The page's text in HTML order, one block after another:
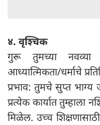
४. वृश्चिक
गुरू तुमच्या
आध्यात्मिकता/धर्माचे
प्रभाव: तुमचे सुप्त भाग्य
प्रत्येक कार्यात तुम्हाला
मिळेल. उच्च शिक्षणासाठी